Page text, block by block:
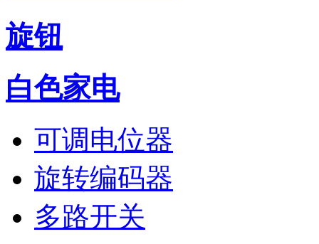
旋钮
白色家电
可调电位器
旋转编码器
多路开关